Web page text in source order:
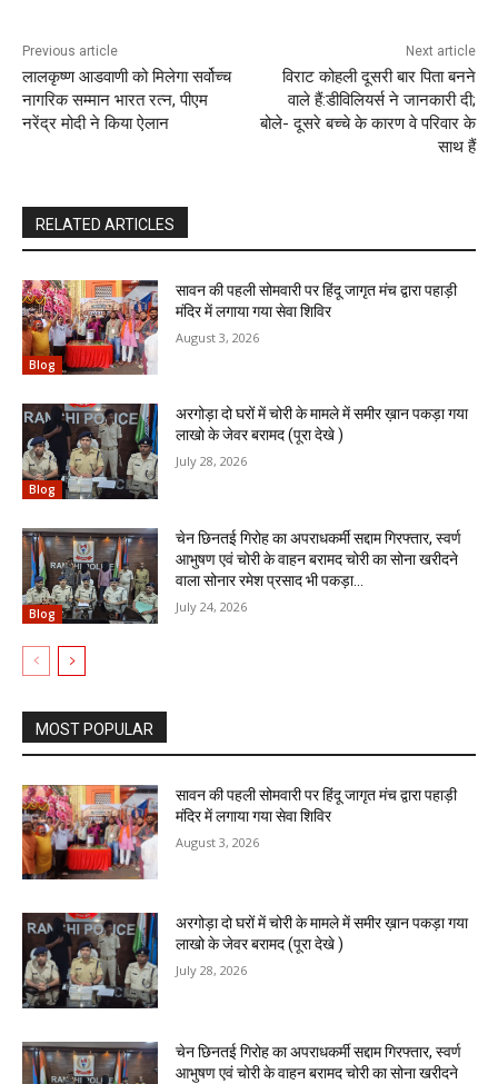
Previous article
लालकृष्ण आडवाणी को मिलेगा सर्वोच्च
नागरिक सम्मान भारत रत्न, पीएम
नरेंद्र मोदी ने किया ऐलान
Next article
विराट कोहली दूसरी बार पिता बनने
वाले हैं:​​​​​​​डीविलियर्स ने जानकारी दी;
बोले- दूसरे बच्चे के कारण वे परिवार के
साथ हैं
RELATED ARTICLES
Blog
सावन की पहली सोमवारी पर हिंदू जागृत मंच द्वारा पहाड़ी
मंदिर में लगाया गया सेवा शिविर
August 3, 2026
Blog
अरगोड़ा दो घरों में चोरी के मामले में समीर ख़ान पकड़ा गया
लाखो के जेवर बरामद (पूरा देखे )
July 28, 2026
Blog
चेन छिनतई गिरोह का अपराधकर्मी सद्दाम गिरफ्तार, स्वर्ण
आभुषण एवं चोरी के वाहन बरामद चोरी का सोना खरीदने
वाला सोनार रमेश प्रसाद भी पकड़ा...
July 24, 2026
MOST POPULAR
सावन की पहली सोमवारी पर हिंदू जागृत मंच द्वारा पहाड़ी
मंदिर में लगाया गया सेवा शिविर
August 3, 2026
अरगोड़ा दो घरों में चोरी के मामले में समीर ख़ान पकड़ा गया
लाखो के जेवर बरामद (पूरा देखे )
July 28, 2026
चेन छिनतई गिरोह का अपराधकर्मी सद्दाम गिरफ्तार, स्वर्ण
आभुषण एवं चोरी के वाहन बरामद चोरी का सोना खरीदने